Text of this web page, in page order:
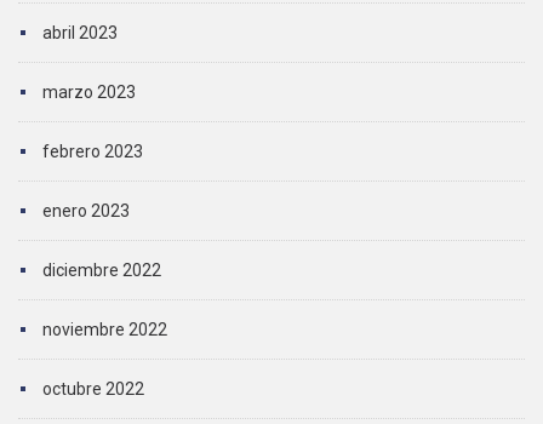
abril 2023
marzo 2023
febrero 2023
enero 2023
diciembre 2022
noviembre 2022
octubre 2022